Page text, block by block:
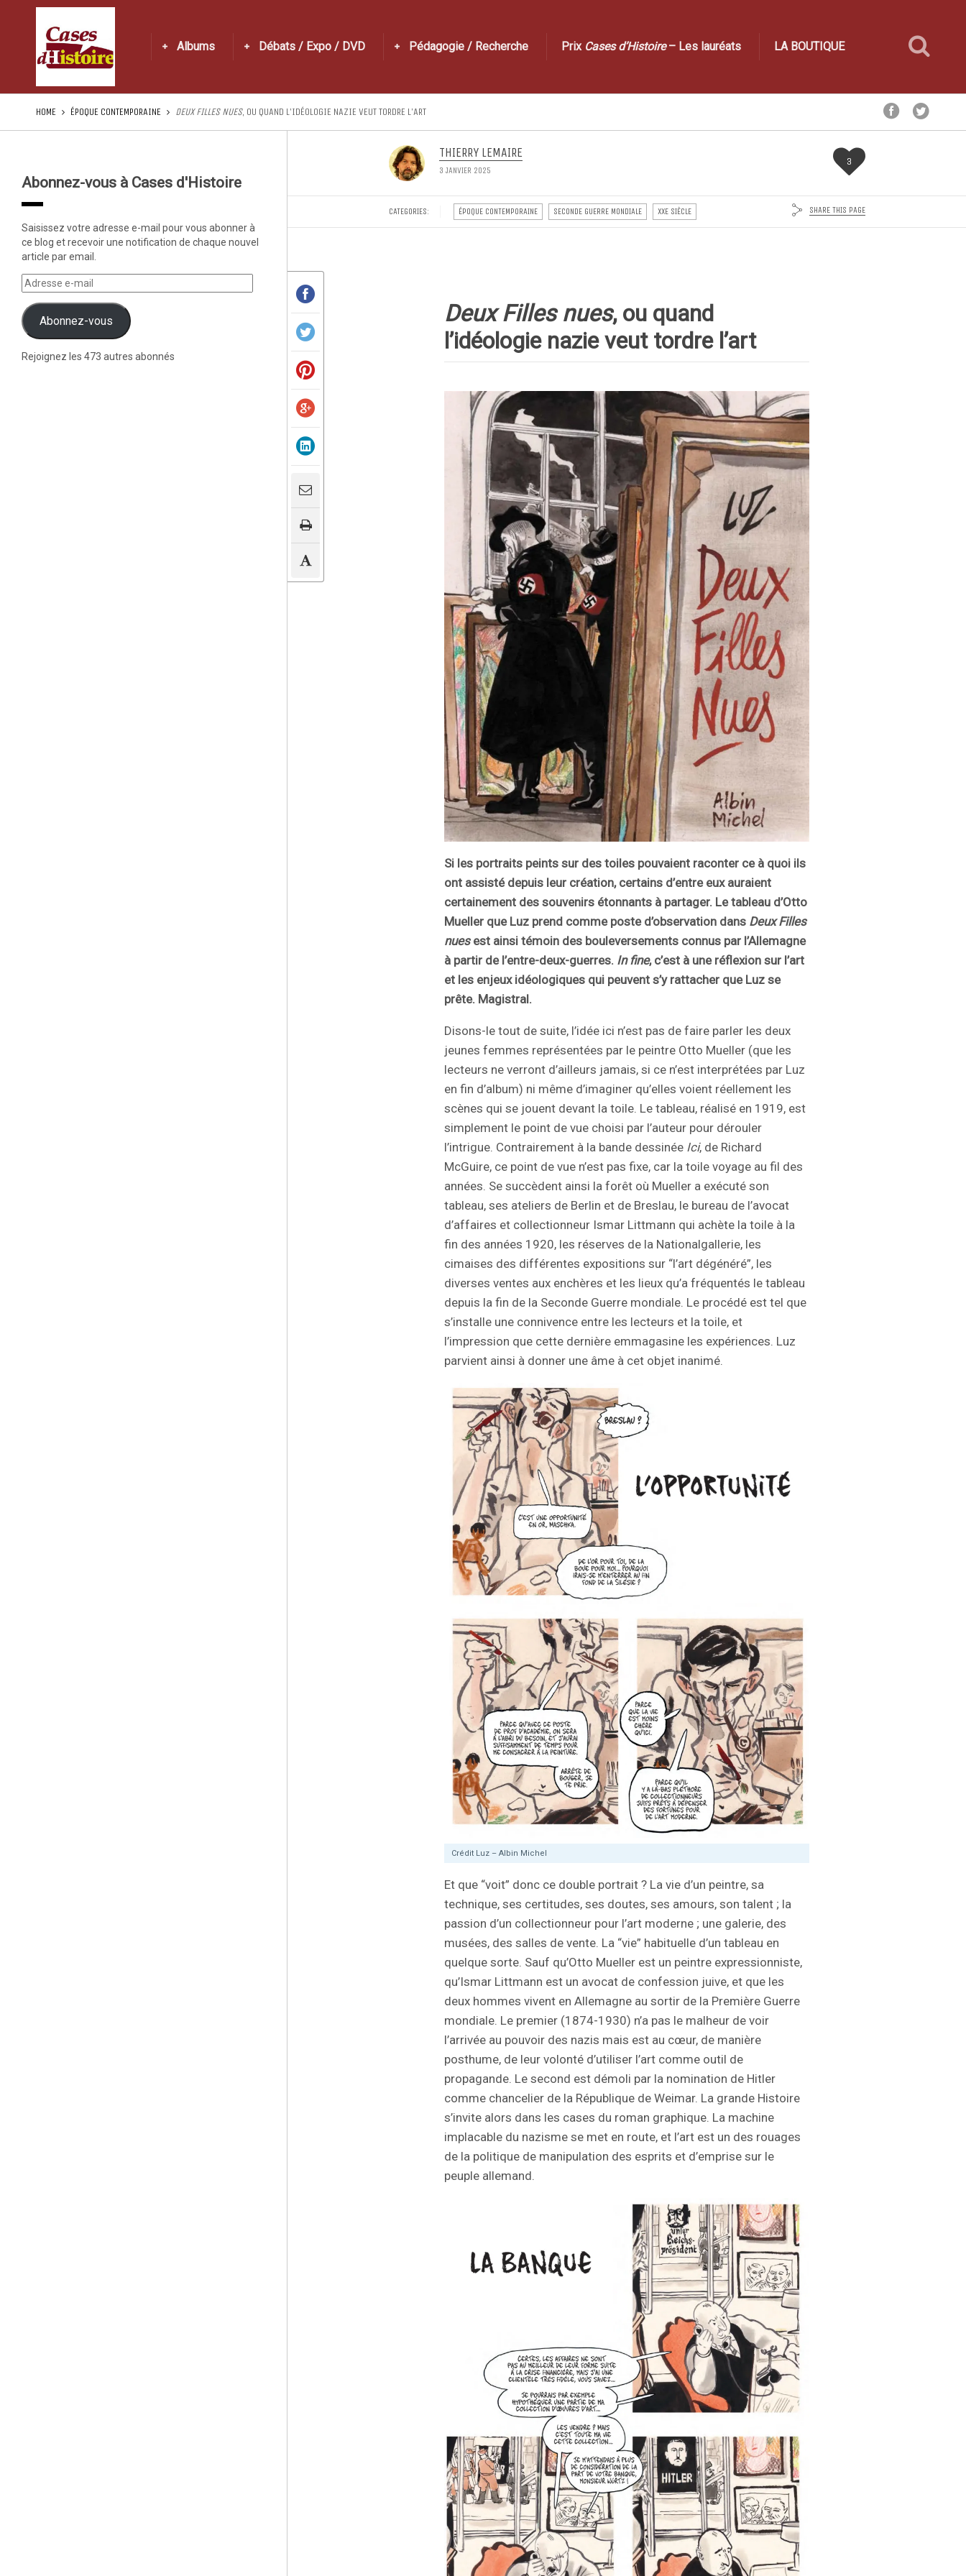
Albums Débats / Expo / DVD Pédagogie / Recherche Prix Cases d’Histoire– Les lauréats LA BOUTIQUE
HOME ÉPOQUE CONTEMPORAINE DEUX FILLES NUES, OU QUAND L’IDÉOLOGIE NAZIE VEUT TORDRE L’ART
Abonnez-vous à Cases d'Histoire
Saisissez votre adresse e-mail pour vous abonner à
ce blog et recevoir une notification de chaque nouvel
article par email.
Abonnez-vous
Rejoignez les 473 autres abonnés
THIERRY LEMAIRE
3 JANVIER 2025
3
CATEGORIES: ÉPOQUE CONTEMPORAINE SECONDE GUERRE MONDIALE XXE SIÈCLE SHARE THIS PAGE
Deux Filles nues, ou quand
l’idéologie nazie veut tordre l’art
Si les portraits peints sur des toiles pouvaient raconter ce à quoi ils
ont assisté depuis leur création, certains d’entre eux auraient
certainement des souvenirs étonnants à partager. Le tableau d’Otto
Mueller que Luz prend comme poste d’observation dans Deux Filles
nuesest ainsi témoin des bouleversements connus par l’Allemagne
à partir de l’entre-deux-guerres. In fine, c’est à une réflexion sur l’art
et les enjeux idéologiques qui peuvent s’y rattacher que Luz se
prête. Magistral.
Disons-le tout de suite, l’idée ici n’est pas de faire parler les deux
jeunes femmes représentées par le peintre Otto Mueller (que les
lecteurs ne verront d’ailleurs jamais, si ce n’est interprétées par Luz
en fin d’album) ni même d’imaginer qu’elles voient réellement les
scènes qui se jouent devant la toile. Le tableau, réalisé en 1919, est
simplement le point de vue choisi par l’auteur pour dérouler
l’intrigue. Contrairement à la bande dessinée Ici, de Richard
McGuire, ce point de vue n’est pas fixe, car la toile voyage au fil des
années. Se succèdent ainsi la forêt où Mueller a exécuté son
tableau, ses ateliers de Berlin et de Breslau, le bureau de l’avocat
d’affaires et collectionneur Ismar Littmann qui achète la toile à la
fin des années 1920, les réserves de la Nationalgallerie, les
cimaises des différentes expositions sur “l’art dégénéré”, les
diverses ventes aux enchères et les lieux qu’a fréquentés le tableau
depuis la fin de la Seconde Guerre mondiale. Le procédé est tel que
s’installe une connivence entre les lecteurs et la toile, et
l’impression que cette dernière emmagasine les expériences. Luz
parvient ainsi à donner une âme à cet objet inanimé.
Crédit Luz – Albin Michel
Et que “voit” donc ce double portrait ? La vie d’un peintre, sa
technique, ses certitudes, ses doutes, ses amours, son talent ; la
passion d’un collectionneur pour l’art moderne ; une galerie, des
musées, des salles de vente. La “vie” habituelle d’un tableau en
quelque sorte. Sauf qu’Otto Mueller est un peintre expressionniste,
qu’Ismar Littmann est un avocat de confession juive, et que les
deux hommes vivent en Allemagne au sortir de la Première Guerre
mondiale. Le premier (1874-1930) n’a pas le malheur de voir
l’arrivée au pouvoir des nazis mais est au cœur, de manière
posthume, de leur volonté d’utiliser l’art comme outil de
propagande. Le second est démoli par la nomination de Hitler
comme chancelier de la République de Weimar. La grande Histoire
s’invite alors dans les cases du roman graphique. La machine
implacable du nazisme se met en route, et l’art est un des rouages
de la politique de manipulation des esprits et d’emprise sur le
peuple allemand.